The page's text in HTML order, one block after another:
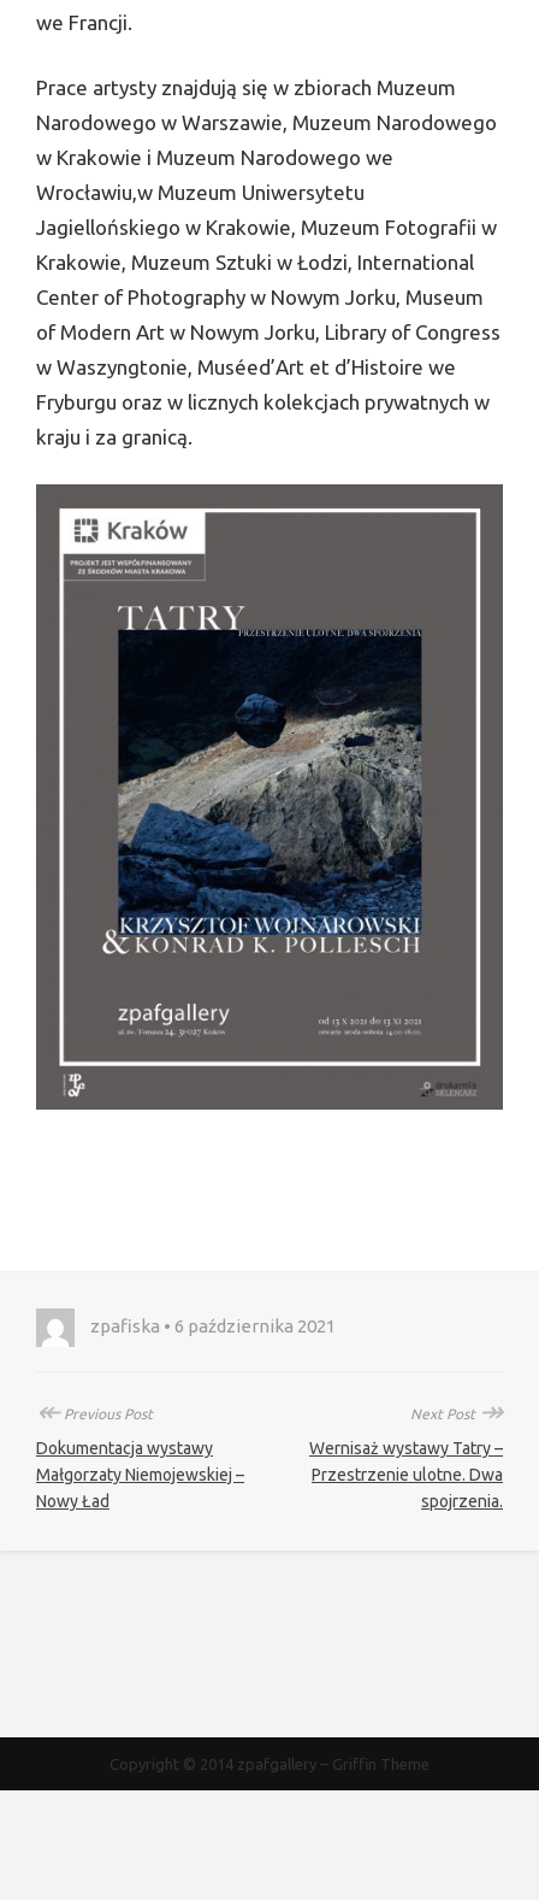
we Francji.
Prace artysty znajdują się w zbiorach Muzeum
Narodowego w Warszawie, Muzeum Narodowego
w Krakowie i Muzeum Narodowego we
Wrocławiu,w Muzeum Uniwersytetu
Jagiellońskiego w Krakowie, Muzeum Fotografii w
Krakowie, Muzeum Sztuki w Łodzi, International
Center of Photography w Nowym Jorku, Museum
of Modern Art w Nowym Jorku, Library of Congress
w Waszyngtonie, Muséed’Art et d’Histoire we
Fryburgu oraz w licznych kolekcjach prywatnych w
kraju i za granicą.
zpafiska • 6 października 2021
↞Previous Post
Dokumentacja wystawy
Małgorzaty Niemojewskiej –
Nowy Ład
Next Post ↠
Wernisaż wystawy Tatry –
Przestrzenie ulotne. Dwa
spojrzenia.
Copyright © 2014 zpafgallery – Griffin Theme